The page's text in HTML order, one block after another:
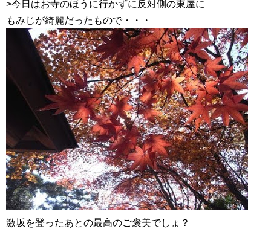
>今日はお寺のほうに行かずに反対側の東屋に
もみじが綺麗だったもので・・・
激坂を登ったあとの最高のご褒美でしょ？